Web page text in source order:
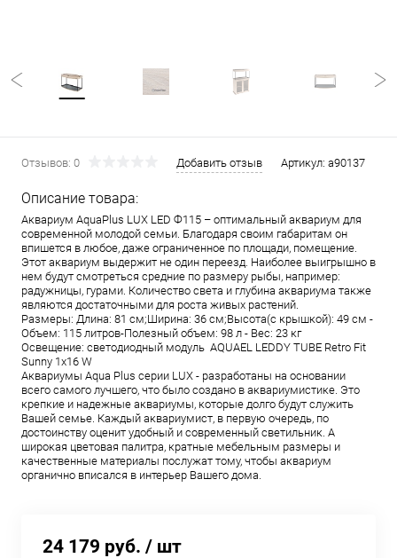
Отзывов: 0 Добавить отзыв Артикул: a90137
Описание товара:
Аквариум AquaPlus LUX LED Ф115 – оптимальный аквариум для
современной молодой семьи. Благодаря своим габаритам он
впишется в любое, даже ограниченное по площади, помещение.
Этот аквариум выдержит не один переезд. Наиболее выигрышно в
нем будут смотреться средние по размеру рыбы, например:
радужницы, гурами. Количество света и глубина аквариума также
являются достаточными для роста живых растений.
Размеры: Длина: 81 см;Ширина: 36 см;Высота(с крышкой): 49 см -
Объем: 115 литров-Полезный объем: 98 л - Вес: 23 кг
Освещение: светодиодный модуль AQUAEL LEDDY TUBE Retro Fit
Sunny 1х16 W
Аквариумы Aqua Plus серии LUX - разработаны на основании
всего самого лучшего, что было создано в аквариумистике. Это
крепкие и надежные аквариумы, которые долго будут служить
Вашей семье. Каждый аквариумист, в первую очередь, по
достоинству оценит удобный и современный светильник. А
широкая цветовая палитра, кратные мебельным размеры и
качественные материалы послужат тому, чтобы аквариум
органично вписался в интерьер Вашего дома.
24 179 руб. / шт